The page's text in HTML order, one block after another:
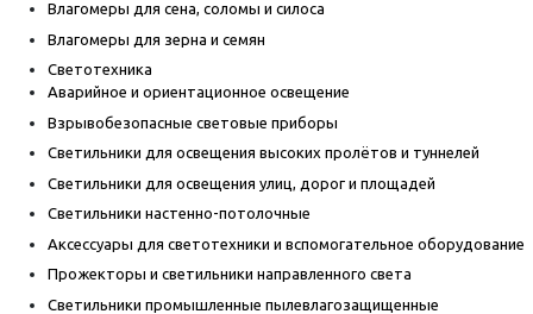
Влагомеры для сена, соломы и силоса
Влагомеры для зерна и семян
Светотехника
Аварийное и ориентационное освещение
Взрывобезопасные световые приборы
Светильники для освещения высоких пролётов и туннелей
Светильники для освещения улиц, дорог и площадей
Светильники настенно-потолочные
Аксессуары для светотехники и вспомогательное оборудование
Прожекторы и светильники направленного света
Светильники промышленные пылевлагозащищенные